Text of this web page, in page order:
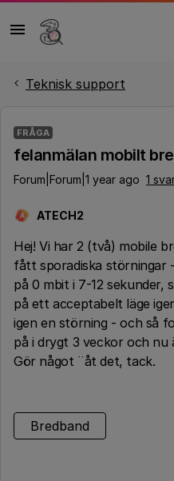
Teknisk support
FRÅGA
felanmälan mobilt
Forum|Forum|1 year ago 1
A ATECH2
Hej! Vi har 2 (två) mobile
fått sporadiska störningar
på 0 mbit i 7-12 sekunder,
på ett acceptabelt läge
igen en störning - och så
på i drygt 3 veckor och
Gör något ¨åt det, tack.
Bredband